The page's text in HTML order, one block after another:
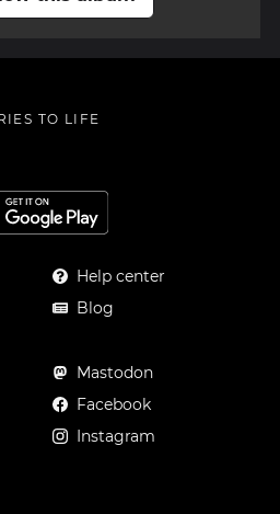
TO LIFE
Help center
Blog
Mastodon
Facebook
Instagram